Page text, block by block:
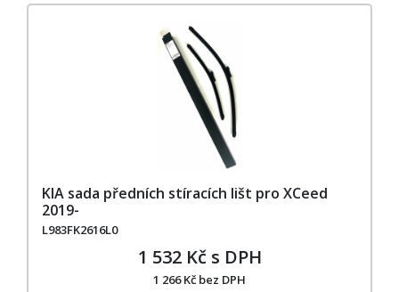
KIA sada předních stíracích lišt pro XCeed
2019-
L983FK2616L0
1 532 Kč s DPH
1 266 Kč bez DPH